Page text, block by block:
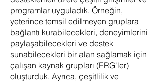
programlar uyguladık. Örneğin,
yeterince temsil edilmeyen gruplara
bağlantı kurabilecekleri, deneyimlerini
paylaşabilecekleri ve destek
sunabilecekleri bir alan sağlamak için
çalışan kaynak grupları (ERG'ler)
oluşturduk. Ayrıca, çeşitlilik ve